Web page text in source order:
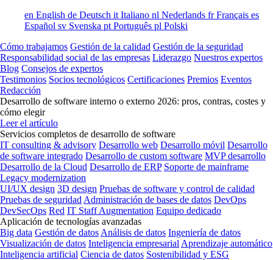
en English de Deutsch it Italiano nl Nederlands frFrançais es
Español sv Svenska pt Português pl Polski
Cómo trabajamos Gestión de la calidad Gestión de la seguridad
Responsabilidad social de las empresas Liderazgo Nuestros expertos
Blog Consejos de expertos
Testimonios Socios tecnológicos Certificaciones Premios Eventos
Redacción
Desarrollo de software interno o externo 2026: pros, contras, costes y
cómo elegir
Leer el artículo
Servicios completos de desarrollo de software
IT consulting & advisory Desarrollo web Desarrollo móvil Desarrollo
de software integrado Desarrollo de custom software MVP desarrollo
Desarrollo de la Cloud Desarrollo de ERP Soporte de mainframe
Legacy modernization
UI/UX design 3D design Pruebas de software y control de calidad
Pruebas de seguridad Administración de bases de datos DevOps
DevSecOps Red IT Staff Augmentation Equipo dedicado
Aplicación de tecnologías avanzadas
Big data Gestión de datos Análisis de datos Ingeniería de datos
Visualización de datos Inteligencia empresarial Aprendizaje automático
Inteligencia artificial Ciencia de datos Sostenibilidad y ESG